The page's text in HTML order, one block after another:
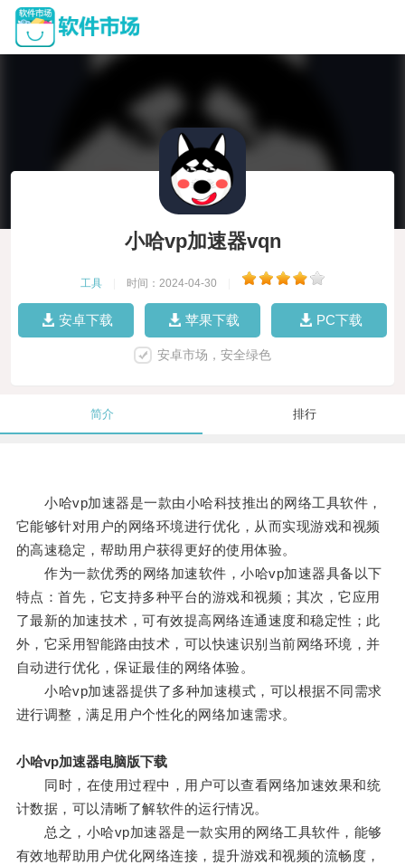
小哈vp加速器vqn
工具 时间：2024-04-30
安卓下载 苹果下载 PC下载
安卓市场，安全绿色
简介 排行
小哈vp加速器是一款由小哈科技推出的网络工具软件，
它能够针对用户的网络环境进行优化，从而实现游戏和视频
的高速稳定，帮助用户获得更好的使用体验。
作为一款优秀的网络加速软件，小哈vp加速器具备以下
特点：首先，它支持多种平台的游戏和视频；其次，它应用
了最新的加速技术，可有效提高网络连通速度和稳定性；此
外，它采用智能路由技术，可以快速识别当前网络环境，并
自动进行优化，保证最佳的网络体验。
小哈vp加速器提供了多种加速模式，可以根据不同需求
进行调整，满足用户个性化的网络加速需求。
小哈vp加速器电脑版下载
同时，在使用过程中，用户可以查看网络加速效果和统
计数据，可以清晰了解软件的运行情况。
总之，小哈vp加速器是一款实用的网络工具软件，能够
有效地帮助用户优化网络连接，提升游戏和视频的流畅度，